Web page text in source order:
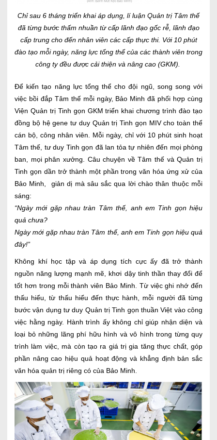
Chỉ sau 6 tháng triển khai áp dụng, lí luận Quản trị Tâm thế
đã từng bước thấm nhuần từ cấp lãnh đạo gốc rễ, lãnh đạo
cấp trung cho đến nhân viên các cấp thực thi. Với 10 phút
đào tạo mỗi ngày, năng lực tổng thể của các thành viên trong
công ty đều được cải thiện và nâng cao (GKM).
Để kiến tạo năng lực tổng thể cho đội ngũ, song song với
việc bồi đắp Tâm thế mỗi ngày, Bảo Minh đã phối hợp cùng
Viện Quản trị Tinh gọn GKM triển khai chương trình đào tạo
đồng bộ hệ gene tư duy Quản trị Tinh gọn MIV cho toàn thể
cán bộ, công nhân viên. Mỗi ngày, chỉ với 10 phút sinh hoạt
Tâm thế, tư duy Tinh gọn đã lan tỏa tự nhiên đến mọi phòng
ban, mọi phân xưởng. Câu chuyện về Tâm thế và Quản trị
Tinh gọn dần trở thành một phần trong văn hóa ứng xử của
Bảo Minh, giản dị mà sâu sắc qua lời chào thân thuộc mỗi
sáng:
“Ngày mới gặp nhau tràn Tâm thế, anh em Tinh gọn hiệu
quả chưa?
Ngày mới gặp nhau tràn Tâm thế, anh em Tinh gọn hiệu quả
đây!”
Không khí học tập và áp dụng tích cực ấy đã trở thành
nguồn năng lượng mạnh mẽ, khơi dậy tinh thần thay đổi để
tốt hơn trong mỗi thành viên Bảo Minh. Từ việc ghi nhớ đến
thấu hiểu, từ thấu hiểu đến thực hành, mỗi người đã từng
bước vận dụng tư duy Quản trị Tinh gọn thuần Việt vào công
việc hằng ngày. Hành trình ấy không chỉ giúp nhận diện và
loại bỏ những lãng phí hữu hình và vô hình trong từng quy
trình làm việc, mà còn tạo ra giá trị gia tăng thực chất, góp
phần nâng cao hiệu quả hoạt động và khẳng định bản sắc
văn hóa quản trị riêng có của Bảo Minh.